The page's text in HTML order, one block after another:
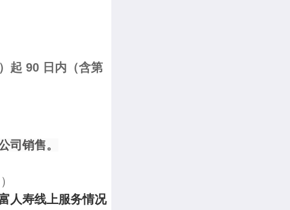
起 90 日内（含第
司销售。
富人寿线上服务情况